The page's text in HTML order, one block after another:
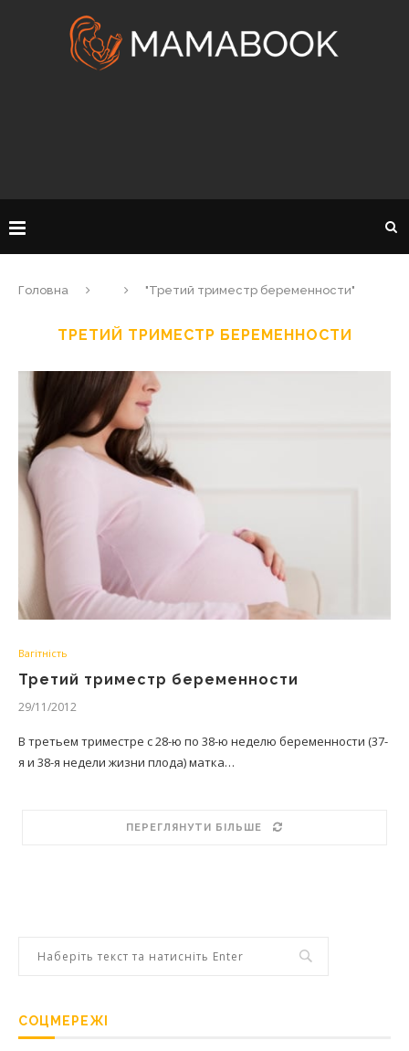
Головна "Третий триместр беременности"
ТРЕТИЙ ТРИМЕСТР БЕРЕМЕННОСТИ
Вагітність
Третий триместр беременности
29/11/2012
В третьем триместре с 28-ю по 38-ю неделю беременности (37-
я и 38-я недели жизни плода) матка…
ПЕРЕГЛЯНУТИ БІЛЬШЕ
СОЦМЕРЕЖІ